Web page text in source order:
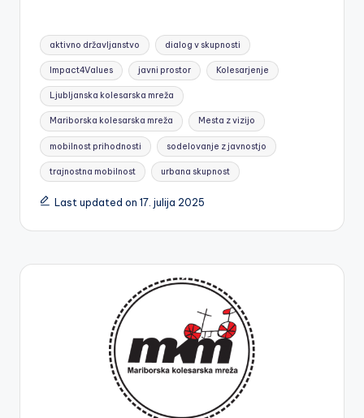
Tags:
aktivno državljanstvo dialog v skupnosti
Impact4Values javni prostor Kolesarjenje
Ljubljanska kolesarska mreža
Mariborska kolesarska mreža Mesta z vizijo
mobilnost prihodnosti sodelovanje z javnostjo
trajnostna mobilnost urbana skupnost
Last updated on 17. julija 2025